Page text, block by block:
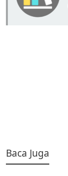
Baca Juga